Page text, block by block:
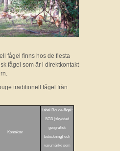
fågel finns hos de flesta
fågel som är i direktkontakt
traditionell fågel från
Kontakter
Label Rouge-fågel:
SGB (skyddad
geografisk
beteckning) och
varumärke som